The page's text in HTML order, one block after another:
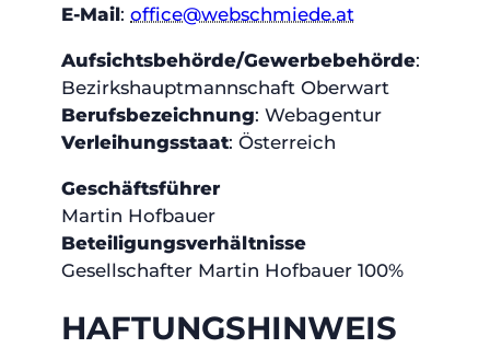
E-Mail: office@webschmiede.at
Aufsichtsbehörde/Gewerbebehörde:
Bezirkshauptmannschaft Oberwart
Berufsbezeichnung: Webagentur
Verleihungsstaat: Österreich
Geschäftsführer
Martin Hofbauer
Beteiligungsverhältnisse
Gesellschafter Martin Hofbauer 100%
HAFTUNGSHINWEIS